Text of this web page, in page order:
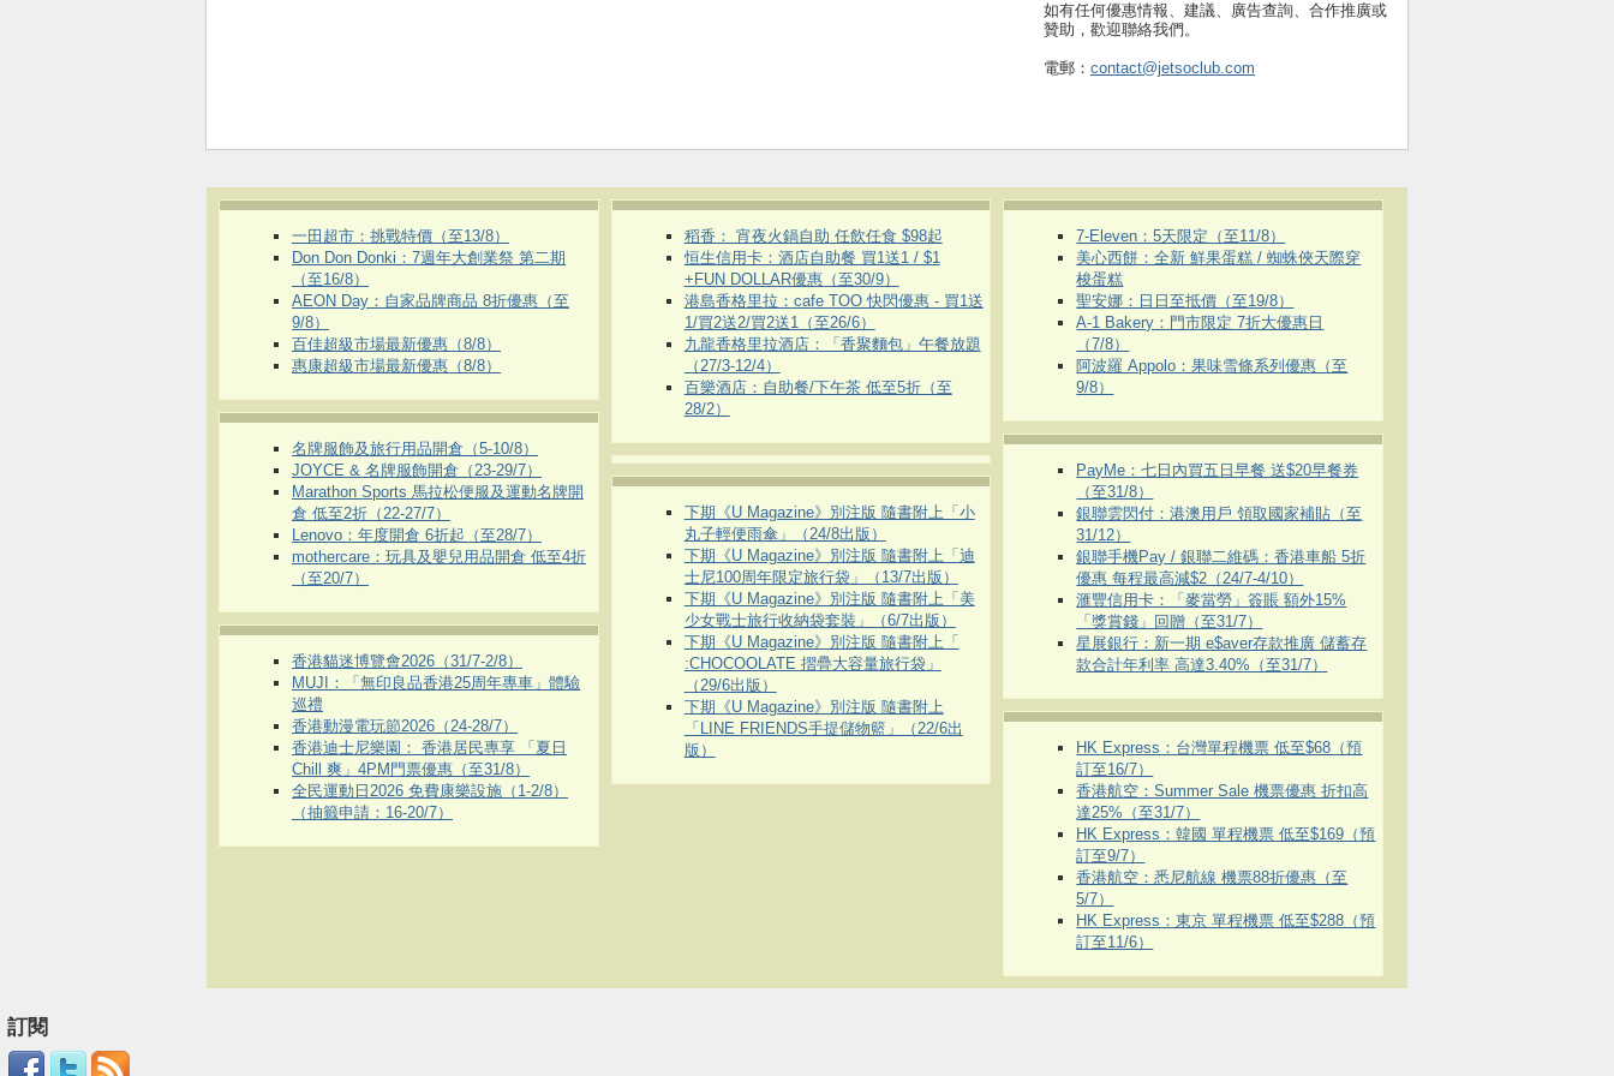
如有任何優惠情報、建議、廣告查詢、合作推廣或
贊助，歡迎聯絡我們。
電郵： contact@jetsoclub.com
一田超市：挑戰特價（至13/8）
Don Don Donki：7週年大創業祭 第二期
（至16/8）
AEON Day：自家品牌商品 8折優惠（至
9/8）
百佳超級市場最新優惠（8/8）
惠康超級市場最新優惠（8/8）
名牌服飾及旅行用品開倉（5-10/8）
JOYCE & 名牌服飾開倉（23-29/7）
Marathon Sports 馬拉松便服及運動名牌開
倉 低至2折（22-27/7）
Lenovo：年度開倉 6折起（至28/7）
mothercare：玩具及嬰兒用品開倉 低至4折
（至20/7）
香港貓迷博覽會2026（31/7-2/8）
MUJI：「無印良品香港25周年專車」體驗
巡禮
香港動漫電玩節2026（24-28/7）
香港迪士尼樂園： 香港居民專享 「夏日
Chill 爽」4PM門票優惠（至31/8）
全民運動日2026 免費康樂設施（1-2/8）
（抽籤申請：16-20/7）
稻香： 宵夜火鍋自助 任飲任食 $98起
恒生信用卡：酒店自助餐 買1送1 / $1
+FUN DOLLAR優惠（至30/9）
港島香格里拉：cafe TOO 快閃優惠 - 買1送
1/買2送2/買2送1（至26/6）
九龍香格里拉酒店：「香聚麵包」午餐放題
（27/3-12/4）
百樂酒店：自助餐/下午茶 低至5折（至
28/2）
下期《U Magazine》別注版 隨書附上「小
丸子輕便雨傘」（24/8出版）
下期《U Magazine》別注版 隨書附上「迪
士尼100周年限定旅行袋」（13/7出版）
下期《U Magazine》別注版 隨書附上「美
少女戰士旅行收納袋套裝」（6/7出版）
下期《U Magazine》別注版 隨書附上「
:CHOCOOLATE 摺疊大容量旅行袋」
（29/6出版）
下期《U Magazine》別注版 隨書附上
「LINE FRIENDS手提儲物籃」（22/6出
版）
7-Eleven：5天限定（至11/8）
美心西餅：全新 鮮果蛋糕 / 蜘蛛俠天際穿
梭蛋糕
聖安娜：日日至抵價（至19/8）
A-1 Bakery：門市限定 7折大優惠日
（7/8）
阿波羅 Appolo：果味雪條系列優惠（至
9/8）
PayMe：七日內買五日早餐 送$20早餐券
（至31/8）
銀聯雲閃付：港澳用戶 領取國家補貼（至
31/12）
銀聯手機Pay / 銀聯二維碼：香港車船 5折
優惠 每程最高減$2（24/7-4/10）
滙豐信用卡：「麥當勞」簽賬 額外15%
「獎賞錢」回贈（至31/7）
星展銀行：新一期 e$aver存款推廣 儲蓄存
款合計年利率 高達3.40%（至31/7）
HK Express：台灣單程機票 低至$68（預
訂至16/7）
香港航空：Summer Sale 機票優惠 折扣高
達25%（至31/7）
HK Express：韓國 單程機票 低至$169（預
訂至9/7）
香港航空：悉尼航線 機票88折優惠（至
5/7）
HK Express：東京 單程機票 低至$288（預
訂至11/6）
訂閱